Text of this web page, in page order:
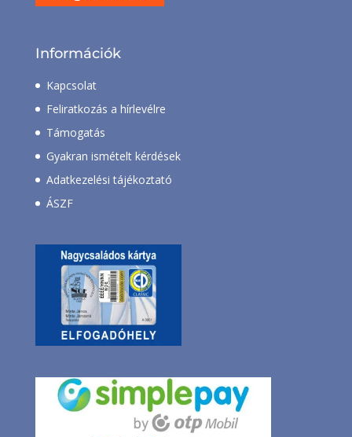
Információk
Kapcsolat
Feliratkozás a hírlevélre
Támogatás
Gyakran ismételt kérdések
Adatkezelési tájékoztató
ÁSZF